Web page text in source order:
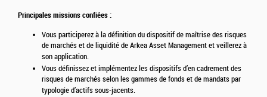
Principales missions confiées :
Vous participerez à la définition du dispositif de maîtrise des risques
de marchés et de liquidité de Arkea Asset Management et veillerez à
son application.
Vous définissez et implémentez les dispositifs d’en cadrement des
risques de marchés selon les gammes de fonds et de mandats par
typologie d’actifs sous-jacents.